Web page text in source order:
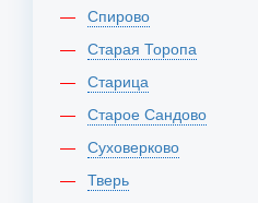
Спирово
Старая Торопа
Старица
Старое Сандово
Суховерково
Тверь